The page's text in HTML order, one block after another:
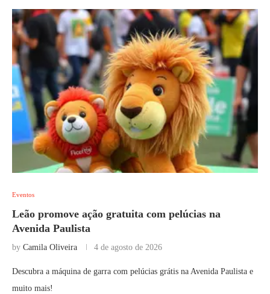
Eventos
Leão promove ação gratuita com pelúcias na
Avenida Paulista
by Camila Oliveira 4 de agosto de 2026
Descubra a máquina de garra com pelúcias grátis na Avenida Paulista e
muito mais!